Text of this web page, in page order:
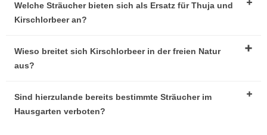
Welche Sträucher bieten sich als Ersatz für Thuja und
Kirschlorbeer an?
Wieso breitet sich Kirschlorbeer in der freien Natur
aus?
Sind hierzulande bereits bestimmte Sträucher im
Hausgarten verboten?